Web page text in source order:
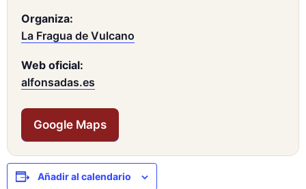
Organiza:
La Fragua de Vulcano
Web oficial:
alfonsadas.es
Google Maps
Añadir al calendario